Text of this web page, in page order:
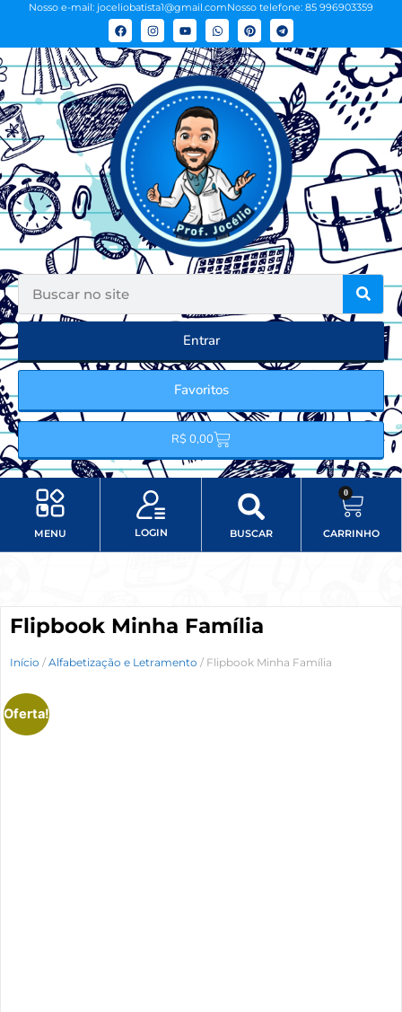
Nosso e-mail: joceliobatista1@gmail.comNosso telefone: 85 996903359
Entrar
Favoritos
R$ 0,00
MENU LOGIN BUSCAR
0
CARRINHO
Flipbook Minha Família
Início / Alfabetização e Letramento / Flipbook Minha Família
Oferta!